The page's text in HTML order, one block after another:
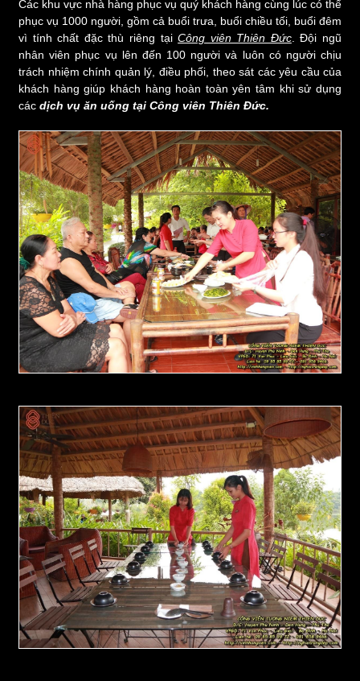
Các khu vực nhà hàng phục vụ quý khách hàng cùng lúc có thể
phục vụ 1000 người, gồm cả buổi trưa, buổi chiều tối, buổi đêm
vì tính chất đặc thù riêng tạiCông viên Thiên Đức. Đội ngũ
nhân viên phục vụ lên đến 100 người và luôn có người chịu
trách nhiệm chính quản lý, điều phối, theo sát các yêu cầu của
khách hàng giúp khách hàng hoàn toàn yên tâm khi sử dụng
các dịch vụ ăn uống tại Công viên Thiên Đức.